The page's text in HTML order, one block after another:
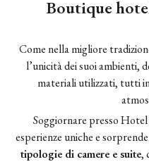
Boutique
Come nella migliore
l’unicità dei suoi ambienti,
materiali utilizzati, tutti
Soggiornare presso
esperienze uniche e
tipologie di camere e suite,